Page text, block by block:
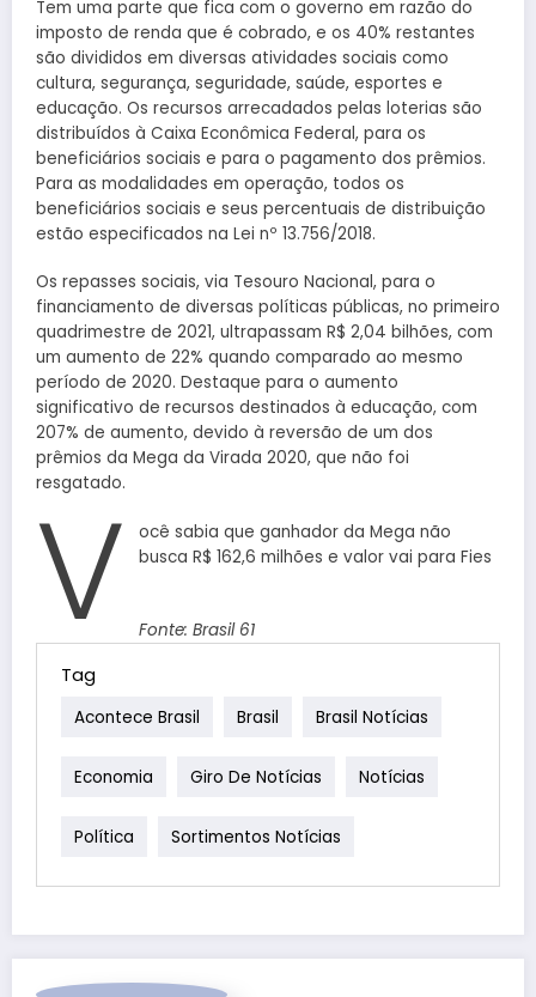
Tem uma parte que fica com o governo em razão do
imposto de renda que é cobrado, e os 40% restantes
são divididos em diversas atividades sociais como
cultura, segurança, seguridade, saúde, esportes e
educação. Os recursos arrecadados pelas loterias são
distribuídos à Caixa Econômica Federal, para os
beneficiários sociais e para o pagamento dos prêmios.
Para as modalidades em operação, todos os
beneficiários sociais e seus percentuais de distribuição
estão especificados na Lei nº 13.756/2018.
Os repasses sociais, via Tesouro Nacional, para o
financiamento de diversas políticas públicas, no primeiro
quadrimestre de 2021, ultrapassam R$ 2,04 bilhões, com
um aumento de 22% quando comparado ao mesmo
período de 2020. Destaque para o aumento
significativo de recursos destinados à educação, com
207% de aumento, devido à reversão de um dos
prêmios da Mega da Virada 2020, que não foi
resgatado.
V
ocê sabia que ganhador da Mega não
busca R$ 162,6 milhões e valor vai para Fies
Fonte: Brasil 61
Tag
Acontece Brasil Brasil Brasil Notícias
Economia Giro De Notícias Notícias
Política Sortimentos Notícias